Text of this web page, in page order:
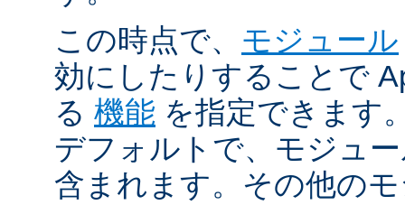
この時点で、 モジュール
効にしたりすることで
る 機能 を指定できます
デフォルトで、モジュ
含まれます。その他の